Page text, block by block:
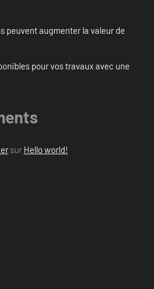
peuvent augmenter la valeur de
pour vos travaux avec une
sur Hello world!